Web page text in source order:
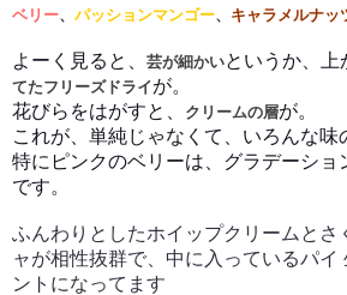
ベリー、 パッションマンゴー、 キャラメルナッ
よーく見ると、 芸が細かいというか、上
てたフリーズドライが。
花びらをはがすと、
クリームの層が。
これが、単純じゃなくて、いろんな味
特にピンクのベリーは、グラデーショ
です。
ふんわりとしたホイップクリームとさ
ャが相性抜群で、中に入っているパイ
ントになってます